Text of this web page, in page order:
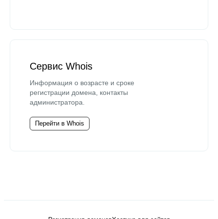
Сервис Whois
Информация о возрасте и сроке
регистрации домена, контакты
администратора.
Перейти в Whois